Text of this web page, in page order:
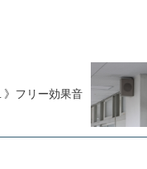
》フリー効果音